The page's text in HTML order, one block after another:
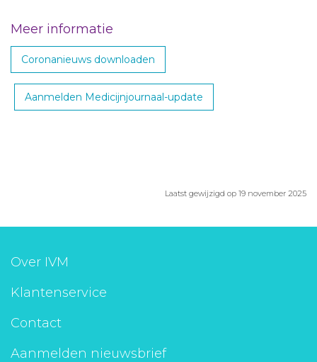
Meer informatie
Coronanieuws downloaden
Aanmelden Medicijnjournaal-update
Laatst gewijzigd op 19 november 2025
Over IVM
Klantenservice
Contact
Aanmelden nieuwsbrief